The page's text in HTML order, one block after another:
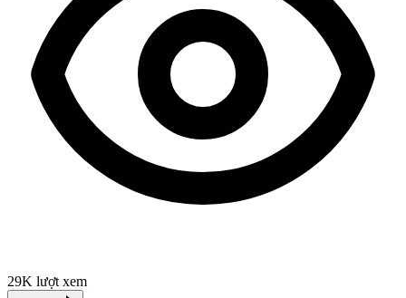
29K lượt xem